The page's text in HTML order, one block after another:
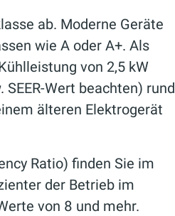
ab. Moderne Geräte
wie A oder A+. Als
von 2,5 kW
Wert beachten) rund
älteren Elektrogerät
Ratio) finden Sie im
der Betrieb im
von 8 und mehr.